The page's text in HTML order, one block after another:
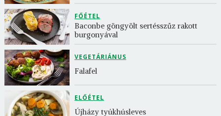
FŐÉTEL
Baconbe göngyölt sertésszűz rakott
burgonyával
VEGETÁRIÁNUS
Falafel
ELŐÉTEL
Újházy tyúkhúsleves